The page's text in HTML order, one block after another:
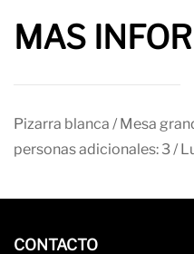
MAS
Pizarra blanca / Mesa
personas adicionales: 3 /
CONTACTO